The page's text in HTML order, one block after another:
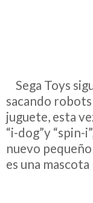
Sega Toys
sacando
juguete, esta
“i-dog”y “spin-i”
nuevo
es una mascota